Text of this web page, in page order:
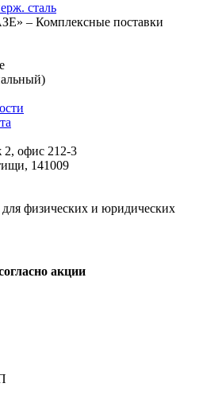
сталь
– Комплексные поставки
2, офис 212-3
, 141009
физических и юридических
акции